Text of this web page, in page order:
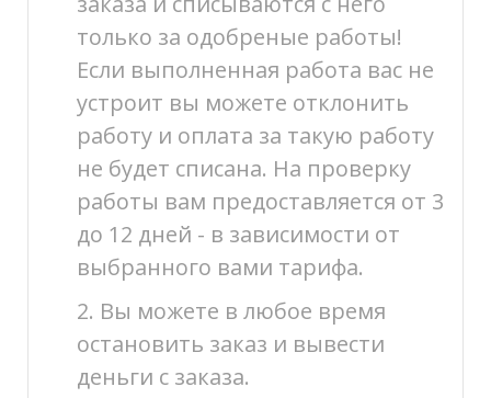
только за одобреные работы!
Если выполненная работа вас не
устроит вы можете отклонить
работу и оплата за такую работу
не будет списана. На проверку
работы вам предоставляется от 3
до 12 дней - в зависимости от
выбранного вами тарифа.
2. Вы можете в любое время
остановить заказ и вывести
деньги с заказа.